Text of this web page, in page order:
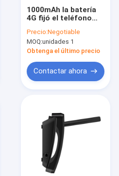
de la línea horizonte
Ministerio del Interior
1000mAh la batería
4G fijó el teléfono
voz de WIFI HD
Precio:Negotiable
MOQ:unidades 1
Obtenga el último precio
Contactar ahora